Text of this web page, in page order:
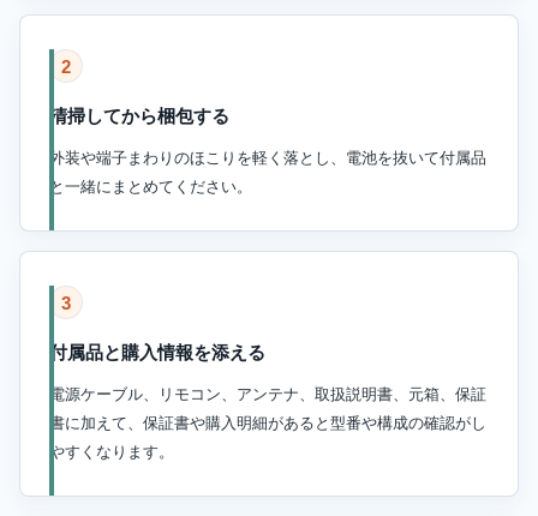
2
清掃してから梱包する
外装や端子まわりのほこりを軽く落とし、電池を抜いて付属品
と一緒にまとめてください。
3
付属品と購入情報を添える
電源ケーブル、リモコン、アンテナ、取扱説明書、元箱、保証
書に加えて、保証書や購入明細があると型番や構成の確認がし
やすくなります。